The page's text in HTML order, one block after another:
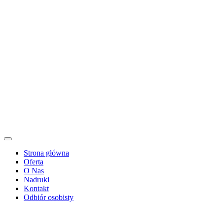
Strona główna
Oferta
O Nas
Nadruki
Kontakt
Odbiór osobisty